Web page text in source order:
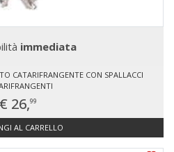
immediata
CATARIFRANGENTE CON SPALLACCI
€ 26,99
AL CARRELLO